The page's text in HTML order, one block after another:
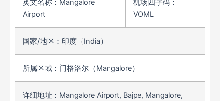
英文名称：Mangalore
Airport
机场四字码：
VOML
国家/地区：印度（India）
所属区域：门格洛尔（Mangalore）
详细地址：Mangalore Airport, Bajpe, Mangalore,